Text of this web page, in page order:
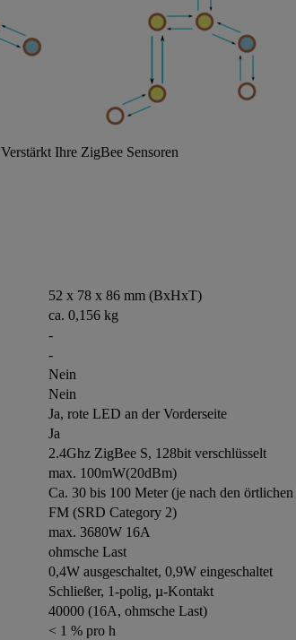
Verstärkt Ihre ZigBee Sensoren
52 x 78 x 86 mm (BxHxT)
ca. 0,156 kg
-
-
Nein
Nein
Ja, rote LED an der Vorderseite
Ja
2.4Ghz ZigBee S, 128bit verschlüsselt
max. 100mW(20dBm)
Ca. 30 bis 100 Meter (je nach den
FM (SRD Category 2)
max. 3680W 16A
ohmsche Last
0,4W ausgeschaltet, 0,9W eingeschaltet
Schließer, 1-polig, µ-Kontakt
40000 (16A, ohmsche Last)
< 1 % pro h